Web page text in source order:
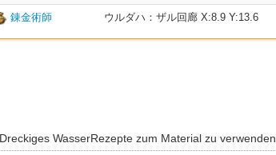
錬金術師 ウルダハ：ザル回廊 X:8.9 Y:13.6
Dreckiges WasserRezepte zum Material zu verwenden